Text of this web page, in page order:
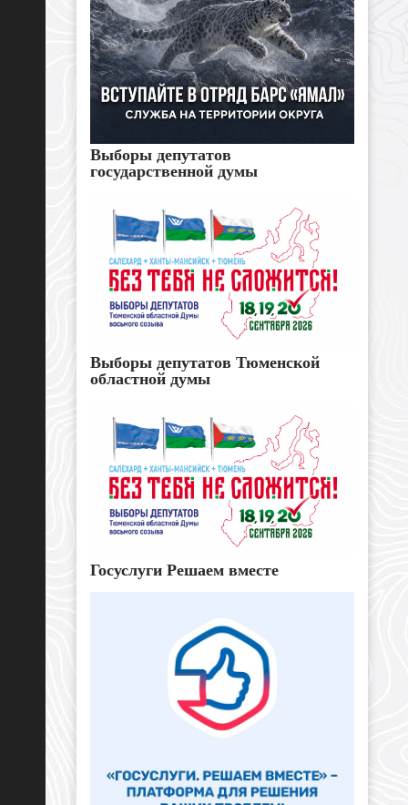
Выборы депутатов
государственной думы
Выборы депутатов Тюменской
областной думы
Госуслуги Решаем вместе